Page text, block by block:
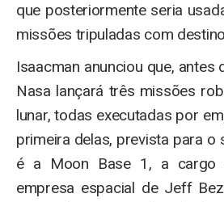
que posteriormente seria
missões tripuladas com
Isaacman anunciou que, antes
Nasa lançará três missões
lunar, todas executadas por
primeira delas, prevista para o
é a Moon Base 1, a cargo
empresa espacial de Jeff